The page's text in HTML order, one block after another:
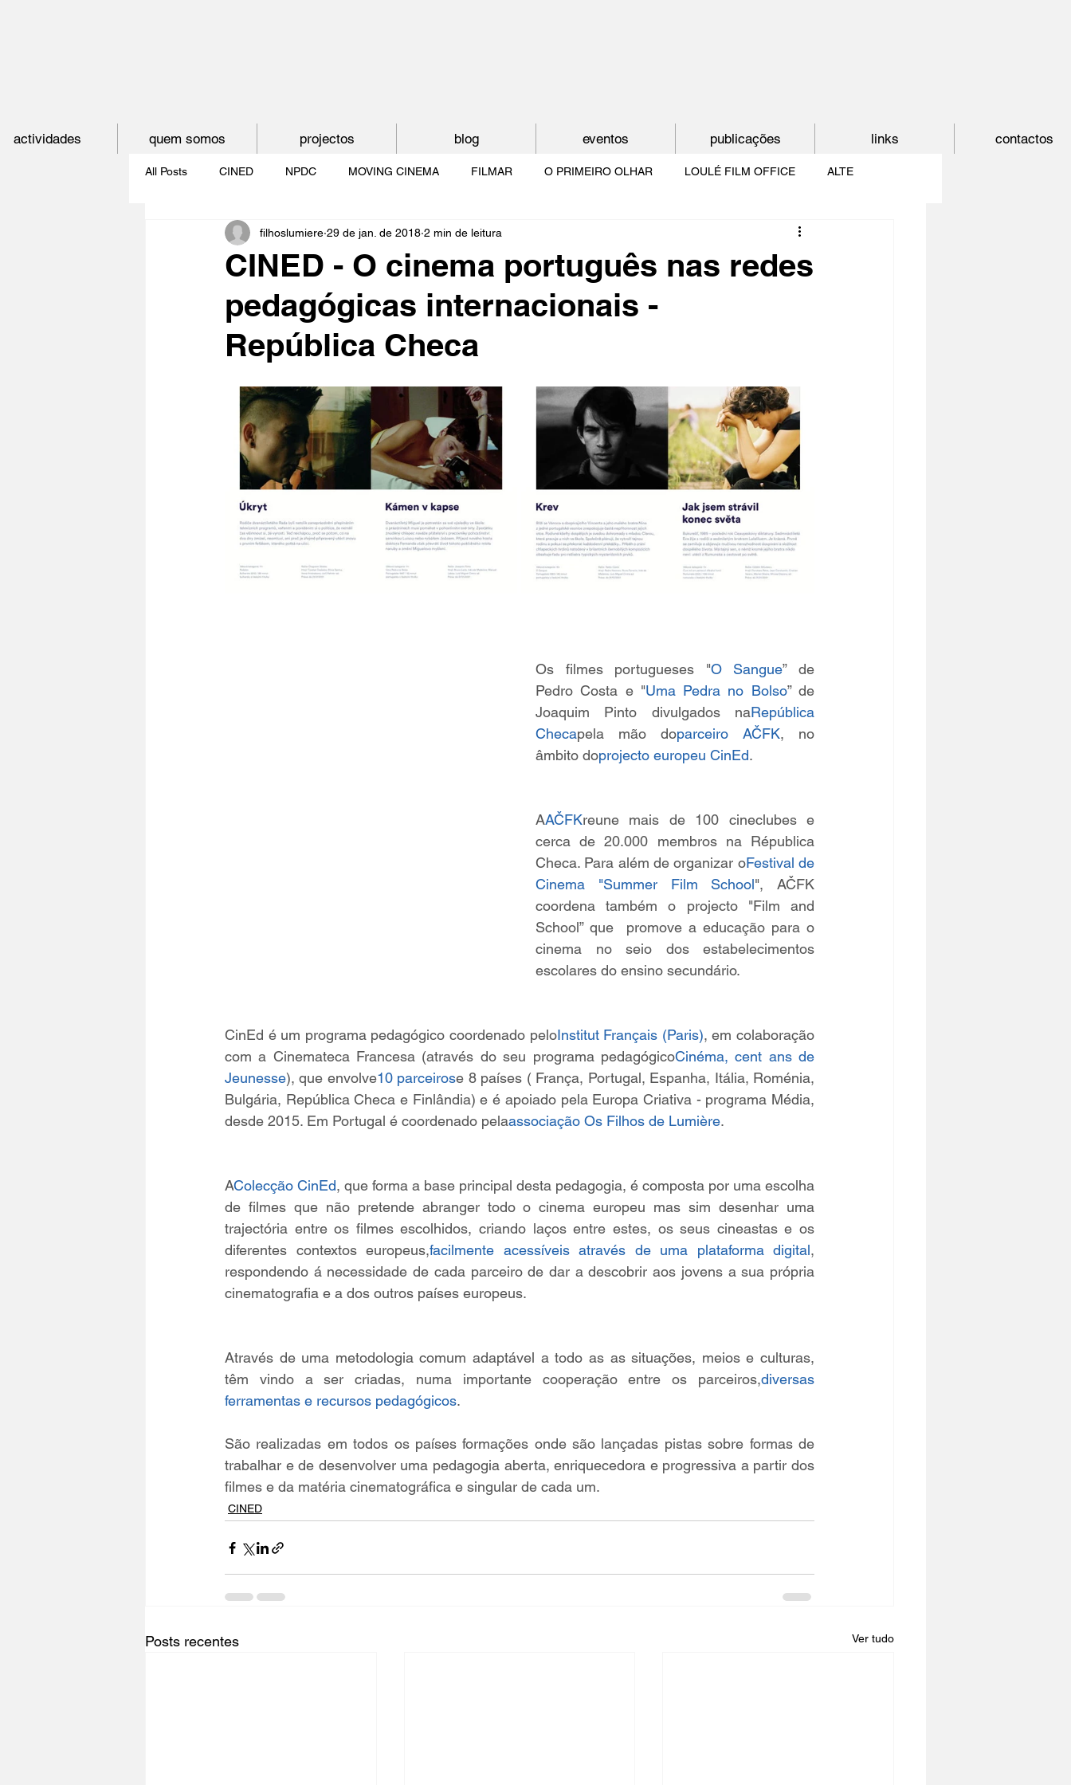
All Posts CINED NPDC MOVING CINEMA FILMAR O PRIMEIRO OLHAR LOULÉ FILM OFFICE ALTE
O CINEMA, CEM ANOS DE JUVENTUDE O MUNDO À NOSSA VOLTA SHORTCUT
CINECLUBE DAS GAIVOTAS O CINEMA POR DENTRO CRESCER COM O CINEMA
CINED - O cinema português nas redes
pedagógicas internacionais -
República Checa
filhoslumiere 29 de jan. de 2018 2 min de leitura
Os filmes portugueses "O Sangue” de
Pedro Costa e "Uma Pedra no Bolso” de
Joaquim Pinto divulgados naRepública
Checapela mão doparceiro AČFK, no
âmbito doprojecto europeu CinEd.
AAČFKreune mais de 100 cineclubes e
cerca de 20.000 membros na Républica
Checa. Para além de organizar oFestival de
Cinema "Summer Film School", AČFK
coordena também o projecto "Film and
School” que  promove a educação para o
cinema no seio dos estabelecimentos
escolares do ensino secundário.
CinEd é um programa pedagógico coordenado peloInstitut Français (Paris), em colaboração
com a Cinemateca Francesa (através do seu programa pedagógicoCinéma, cent ans de
Jeunesse), que envolve10 parceirose 8 países ( França, Portugal, Espanha, Itália, Roménia,
Bulgária, República Checa e Finlândia) e é apoiado pela Europa Criativa - programa Média,
desde 2015. Em Portugal é coordenado pelaassociação Os Filhos de Lumière.
AColecção CinEd, que forma a base principal desta pedagogia, é composta por uma escolha
de filmes que não pretende abranger todo o cinema europeu mas sim desenhar uma
trajectória entre os filmes escolhidos, criando laços entre estes, os seus cineastas e os
diferentes contextos europeus,facilmente acessíveis através de uma plataforma digital,
respondendo á necessidade de cada parceiro de dar a descobrir aos jovens a sua própria
cinematografia e a dos outros países europeus.
Através de uma metodologia comum adaptável a todo as as situações, meios e culturas,
têm vindo a ser criadas, numa importante cooperação entre os parceiros,diversas
ferramentas e recursos pedagógicos.
São realizadas em todos os países formações onde são lançadas pistas sobre formas de
trabalhar e de desenvolver uma pedagogia aberta, enriquecedora e progressiva a partir dos
filmes e da matéria cinematográfica e singular de cada um.
CINED
Posts recentes Ver tudo
actividades quem somos projectos blog eventos publicações links contactos